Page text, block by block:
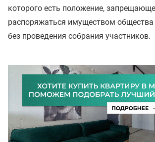
которого есть положение,
распоряжаться имуществом общества
без проведения собрания участников.